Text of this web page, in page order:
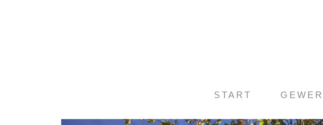
START